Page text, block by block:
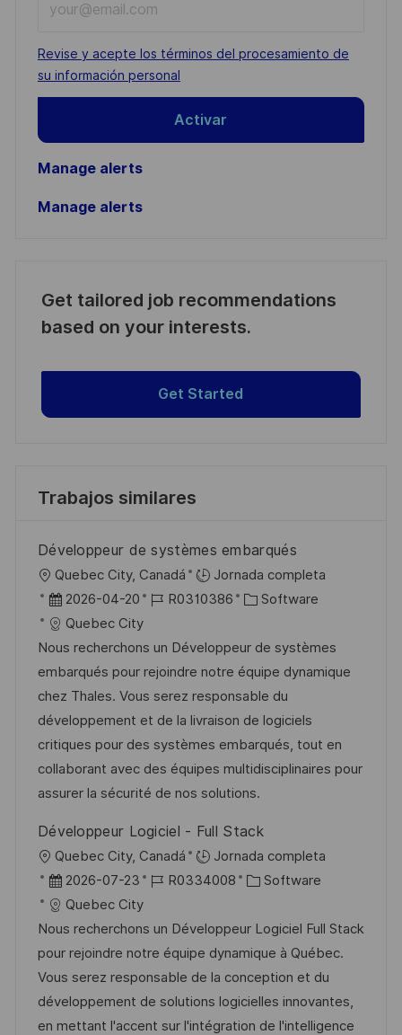
Email
address
(Required)
Required
Revise y acepte los términos del procesamiento de
su información personal
Activar
Manage alerts
Manage alerts
Get tailored job recommendations
based on your interests.
Get Started
Trabajos similares
Développeur de systèmes embarqués
U
b
c
a
c
i
ó
n
Quebec City, Canadá
Jornada completa
F
e
c
h
a
d
e
p
u
l
i
c
a
c
i
ó
n
2026-04-20
I
d
e
e
m
p
l
e
R0310386
C
t
e
g
o
r
í
a
Software
Quebec City
Nous recherchons un Développeur de systèmes
embarqués pour rejoindre notre équipe dynamique
chez Thales. Vous serez responsable du
développement et de la livraison de logiciels
critiques pour des systèmes embarqués, tout en
collaborant avec des équipes multidisciplinaires pour
assurer la sécurité de nos solutions.
Développeur Logiciel - Full Stack
U
b
c
a
c
i
ó
Quebec City, Canadá
Jornada completa
F
e
c
h
a
d
e
2026-07-23
I
d
e
e
m
p
R0334008
C
t
e
g
o
r
Software
Quebec City
Nous recherchons un Développeur Logiciel Full Stack
pour rejoindre notre équipe dynamique à Québec.
Vous serez responsable de la conception et du
développement de solutions logicielles innovantes,
en mettant l'accent sur l'intégration de l'intelligence